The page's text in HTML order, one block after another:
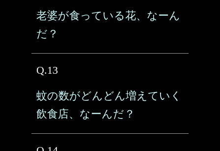
老婆が食っている花、なーん
だ？
Q.13
蚊の数がどんどん増えていく
飲食店、なーんだ？